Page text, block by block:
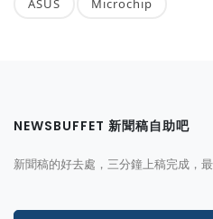
ASUS Microchip
NEWSBUFFET 新聞稿自助吧
新聞稿的好去處，三分鐘上稿完成，